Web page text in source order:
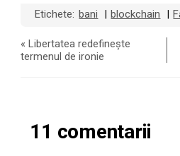
Etichete: bani | blockchain |
«Libertatea redefinește
termenul de ironie
11 comentarii